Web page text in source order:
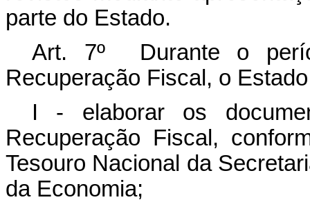
parte do Estado.
Art. 7º Durante o
Recuperação Fiscal, o
I - elaborar os
Recuperação Fiscal,
Tesouro Nacional da
da Economia;